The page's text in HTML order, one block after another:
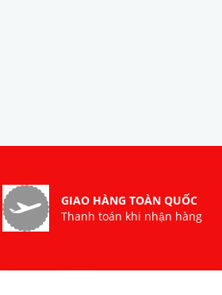
GIAO HÀNG TOÀN QUỐC
Thanh toán khi nhận hàng